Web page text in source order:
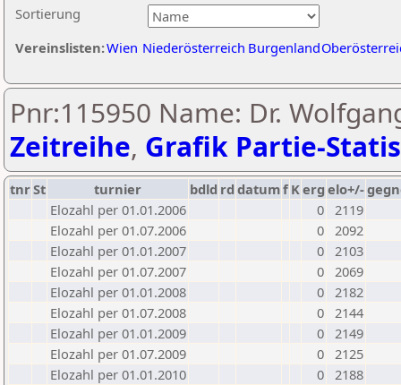
Sortierung
Vereinslisten:Wien Niederösterreich Burgenland
Pnr:115950 Name: Dr.
Zeitreihe, Grafik Partie-
tnrSt turnier bdld rd datumf Kerg elo+/-
Elozahl per 01.01.2006
0 2119
Elozahl per 01.07.2006
0 2092
Elozahl per 01.01.2007
0 2103
Elozahl per 01.07.2007
0 2069
Elozahl per 01.01.2008
0 2182
Elozahl per 01.07.2008
0 2144
Elozahl per 01.01.2009
0 2149
Elozahl per 01.07.2009
0 2125
Elozahl per 01.01.2010
0 2188